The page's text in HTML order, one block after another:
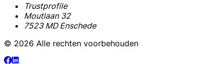
Trustprofile
Moutlaan 32
7523 MD Enschede
© 2026 Alle rechten voorbehouden